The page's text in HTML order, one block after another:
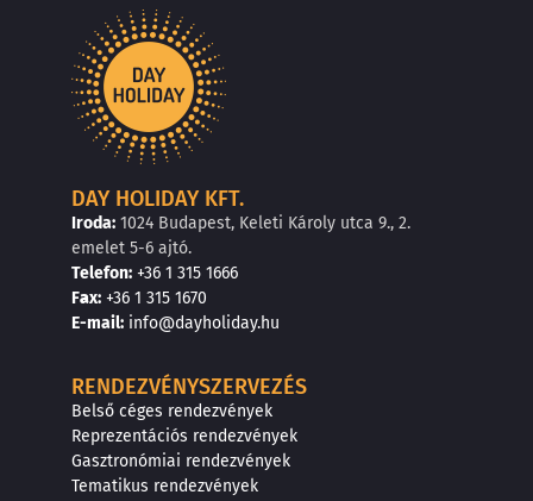
DAY HOLIDAY KFT.
Iroda: 1024 Budapest, Keleti Károly utca 9., 2.
emelet 5-6 ajtó.
Telefon: +36 1 315 1666
Fax: +36 1 315 1670
E-mail: info@dayholiday.hu
RENDEZVÉNYSZERVEZÉS
Belső céges rendezvények
Reprezentációs rendezvények
Gasztronómiai rendezvények
Tematikus rendezvények